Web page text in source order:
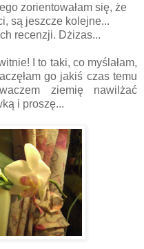
zorientowałam się, że
są jeszcze kolejne...
recenzji. Dżizas...
I to taki, co myślałam,
go jakiś czas temu
ziemię nawilżać
i proszę...